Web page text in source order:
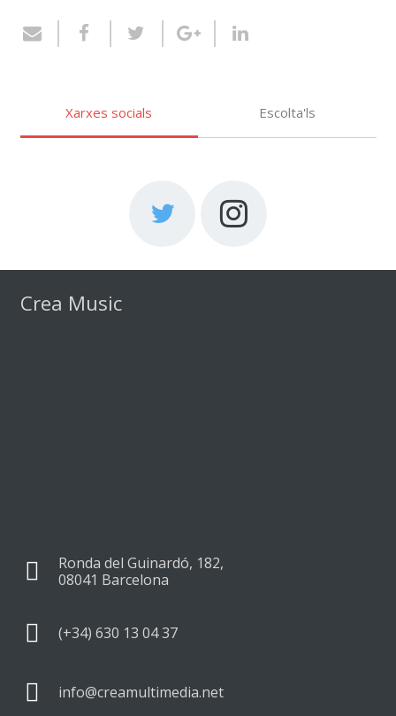
Xarxes socials Escolta'ls
Crea Music
Ronda del Guinardó, 182,
08041 Barcelona
(+34) 630 13 04 37
info@creamultimedia.net